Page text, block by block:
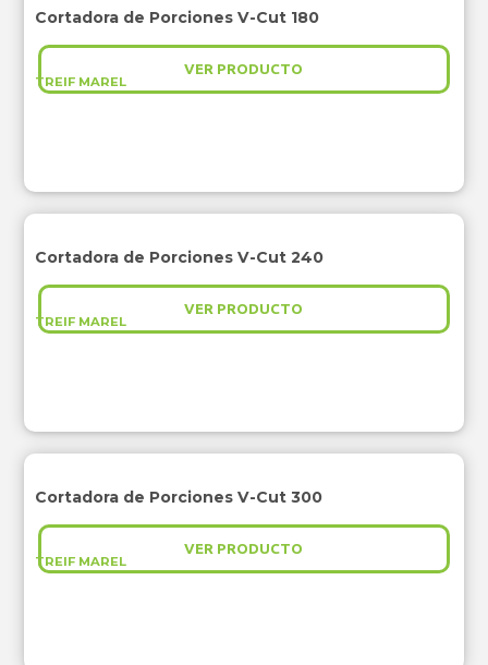
TREIF MAREL
Cortadora de Porciones V-Cut 180
VER PRODUCTO
TREIF MAREL
Cortadora de Porciones V-Cut 240
VER PRODUCTO
TREIF MAREL
Cortadora de Porciones V-Cut 300
VER PRODUCTO